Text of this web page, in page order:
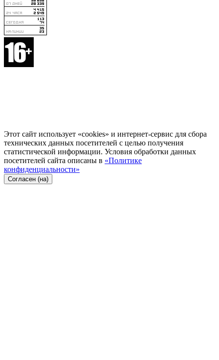
Этот сайт использует «cookies» и интернет-сервис для сбора
технических данных посетителей с целью получения
статистической информации. Условия обработки данных
посетителей сайта описаны в «Политике
конфиденциальности»
Согласен (на)